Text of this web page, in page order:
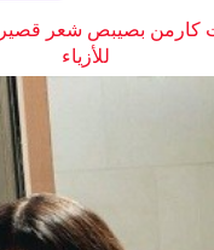
كارمن بصيبص شعر قصير
للأزياء